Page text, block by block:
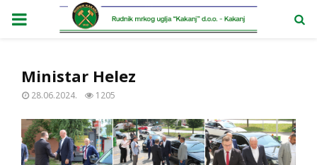
PRIMARY
Ministar Helez
28.06.2024. 1205